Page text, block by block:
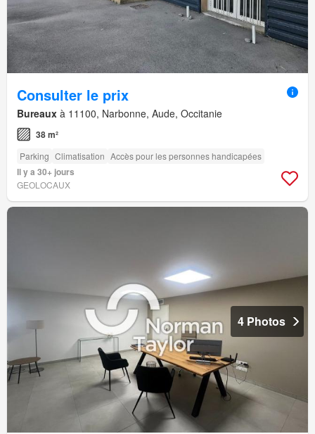
Consulter le prix
Bureaux à 11100, Narbonne, Aude, Occitanie
38 m²
Parking Climatisation Accès pour les personnes handicapées
Il y a 30+ jours
GEOLOCAUX
4 Photos